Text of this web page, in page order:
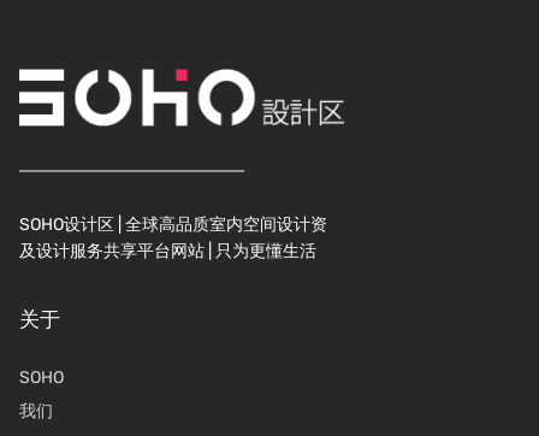
SOHO设计区 | 全球高品质室内空间设计资
及设计服务共享平台网站 | 只为更懂生活
关于
SOHO
我们